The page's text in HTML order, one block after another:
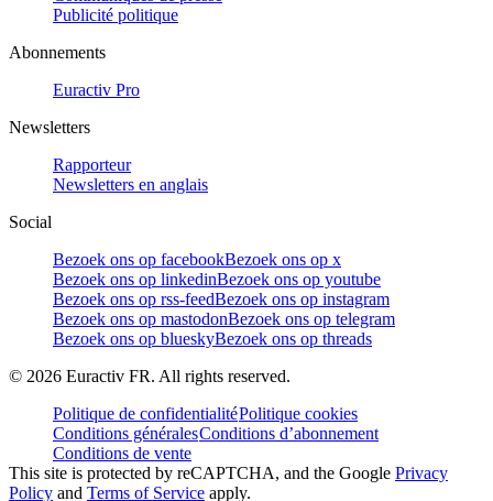
Publicité politique
Abonnements
Euractiv Pro
Newsletters
Rapporteur
Newsletters en anglais
Social
Bezoek ons op facebookBezoek ons op x
Bezoek ons op linkedinBezoek ons op youtube
Bezoek ons op rss-feedBezoek ons op instagram
Bezoek ons op mastodonBezoek ons op telegram
Bezoek ons op blueskyBezoek ons op threads
© 2026 Euractiv FR. All rights reserved.
Politique de confidentialitéPolitique cookies
Conditions généralesConditions d’abonnement
Conditions de vente
This site is protected by reCAPTCHA, and the Google Privacy
Policy and Terms of Service apply.